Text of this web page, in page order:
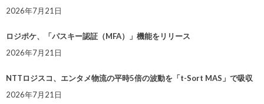
2026年7月21日
ロジポケ、「パスキー認証（MFA）」機能をリリース
2026年7月21日
NTTロジスコ、エンタメ物流の平時5倍の波動を「t-Sort MAS」で吸収
2026年7月21日